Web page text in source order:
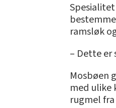
ramsløk
– Dette er
Mosbøen
med ulike
rugmel